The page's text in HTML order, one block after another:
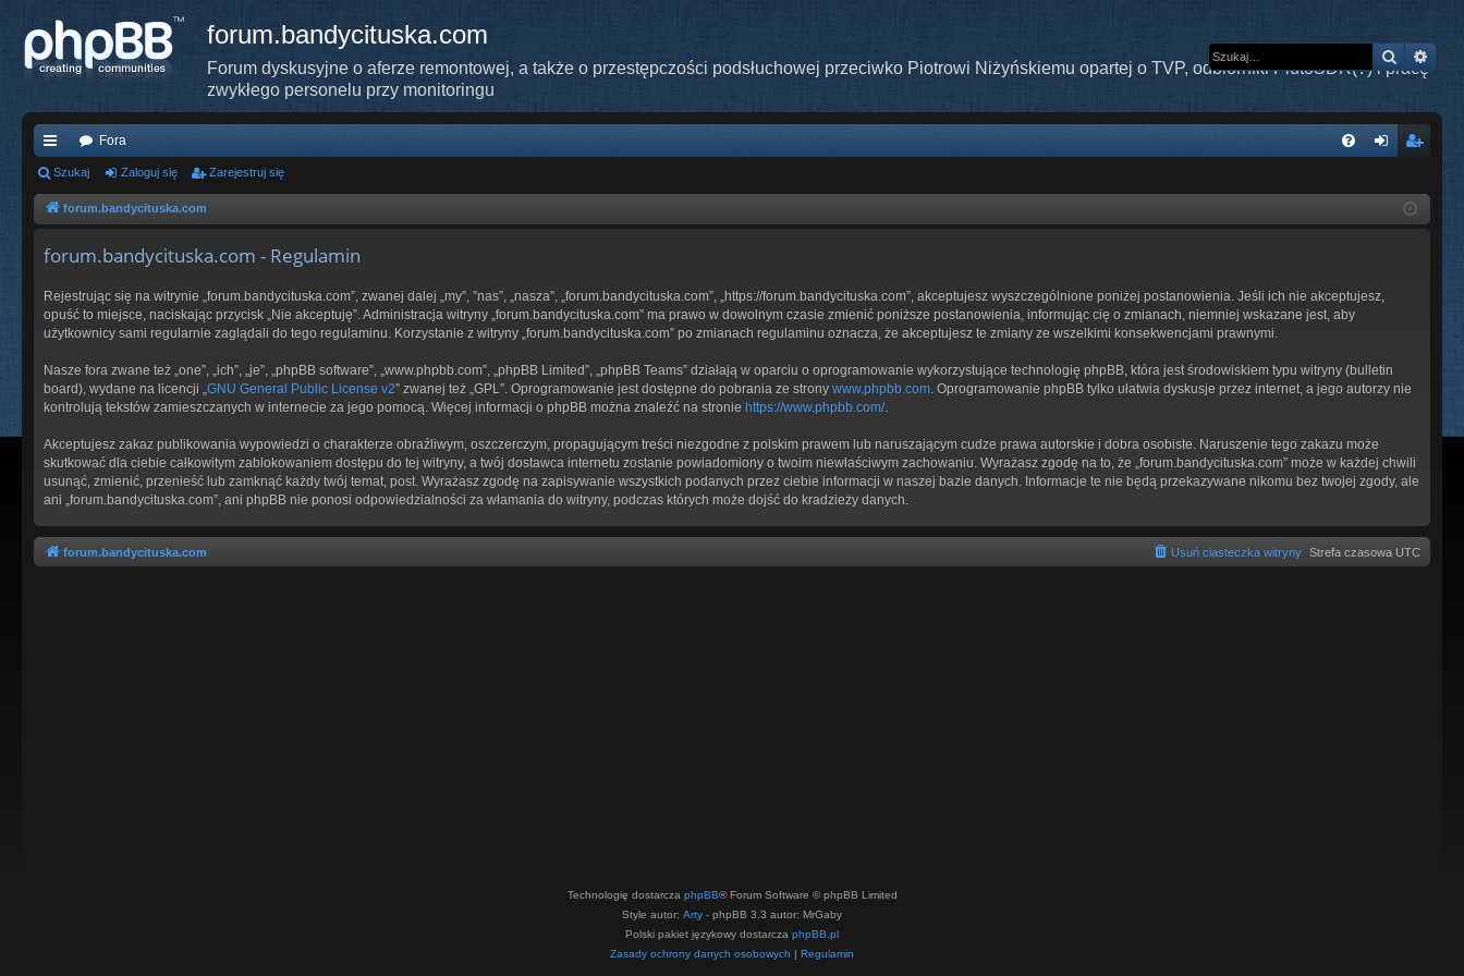
forum.bandycituska.com
Forum dyskusyjne o aferze remontowej, a także o przestępczości podsłuchowej przeciwko Piotrowi Niżyńskiemu opartej o TVP, odbiorniki PlutoSDR(?) i pracę
zwykłego personelu przy monitoringu
Szukaj
ię
ce
Fora
ę
ej
Szukaj Zaloguj się Zarejestruj się
forum.bandycituska.com
forum.bandycituska.com - Regulamin
Rejestrując się na witrynie „forum.bandycituska.com”, zwanej dalej „my”, ”nas”, „nasza”, „forum.bandycituska.com”, „https://forum.bandycituska.com”, akceptujesz wyszczególnione poniżej postanowienia. Jeśli ich nie akceptujesz,
opuść to miejsce, naciskając przycisk „Nie akceptuję”. Administracja witryny „forum.bandycituska.com” ma prawo w dowolnym czasie zmienić poniższe postanowienia, informując cię o zmianach, niemniej wskazane jest, aby
użytkownicy sami regularnie zaglądali do tego regulaminu. Korzystanie z witryny „forum.bandycituska.com” po zmianach regulaminu oznacza, że akceptujesz te zmiany ze wszelkimi konsekwencjami prawnymi.
Nasze fora zwane też „one”, „ich”, „je”, „phpBB software”, „www.phpbb.com”, „phpBB Limited”, „phpBB Teams” działają w oparciu o oprogramowanie wykorzystujące technologię phpBB, która jest środowiskiem typu witryny (bulletin
board), wydane na licencji „ GNU General Public License v2” zwanej też „GPL”. Oprogramowanie jest dostępne do pobrania ze strony www.phpbb.com . Oprogramowanie phpBB tylko ułatwia dyskusje przez internet, a jego autorzy nie
kontrolują tekstów zamieszczanych w internecie za jego pomocą. Więcej informacji o phpBB można znaleźć na stronie https://www.phpbb.com/.
Akceptujesz zakaz publikowania wypowiedzi o charakterze obraźliwym, oszczerczym, propagującym treści niezgodne z polskim prawem lub naruszającym cudze prawa autorskie i dobra osobiste. Naruszenie tego zakazu może
skutkować dla ciebie całkowitym zablokowaniem dostępu do tej witryny, a twój dostawca internetu zostanie powiadomiony o twoim niewłaściwym zachowaniu. Wyrażasz zgodę na to, że „forum.bandycituska.com” może w każdej chwili
usunąć, zmienić, przenieść lub zamknąć każdy twój temat, post. Wyrażasz zgodę na zapisywanie wszystkich podanych przez ciebie informacji w naszej bazie danych. Informacje te nie będą przekazywane nikomu bez twojej zgody, ale
ani „forum.bandycituska.com”, ani phpBB nie ponosi odpowiedzialności za włamania do witryny, podczas których może dojść do kradzieży danych.
forum.bandycituska.com Strefa czasowa UTC
Usuń ciasteczka witryny
Technologię dostarcza phpBB® Forum Software © phpBB Limited
Style autor: Arty - phpBB 3.3 autor: MrGaby
Polski pakiet językowy dostarcza phpBB.pl
Zasady ochrony danych osobowych | Regulamin